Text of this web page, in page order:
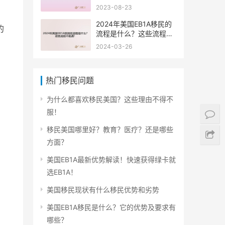
些材料？
2023-08-23
2024年美国EB1A移民的
流程是什么？这些流程不
能漏！
2024-03-26
热门移民问题
为什么都喜欢移民美国？这些理由不得不
服！
移民美国哪里好？教育？医疗？还是哪些
方面？
美国EB1A最新优势解读！快速获得绿卡就
选EB1A！
美国移民现状有什么移民优势和劣势
美国EB1A移民是什么？它的优势及要求有
哪些？